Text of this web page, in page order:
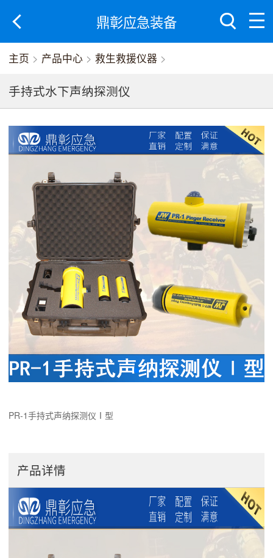
鼎彰应急装备
主页 > 产品中心 > 救生救援仪器 >
手持式水下声纳探测仪
PR-1手持式声纳探测仪Ⅰ型
产品详情